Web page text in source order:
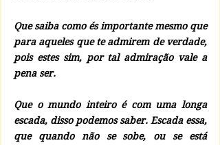
Que saiba como és importante mesmo que
para aqueles que te admirem de verdade,
pois estes sim, por tal admiração vale a
pena ser.
Que o mundo inteiro é com uma longa
escada, disso podemos saber. Escada essa,
que quando não se sobe, ou se está